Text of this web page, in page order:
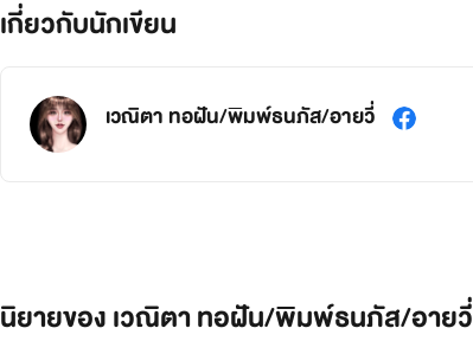
เกี่ยวกับนักเขียน
เวณิตา ทอฝัน/พิมพ์ธนภัส/อายวี่
นิยายของ เวณิตา ทอฝัน/พิมพ์ธนภัส/อายวี่